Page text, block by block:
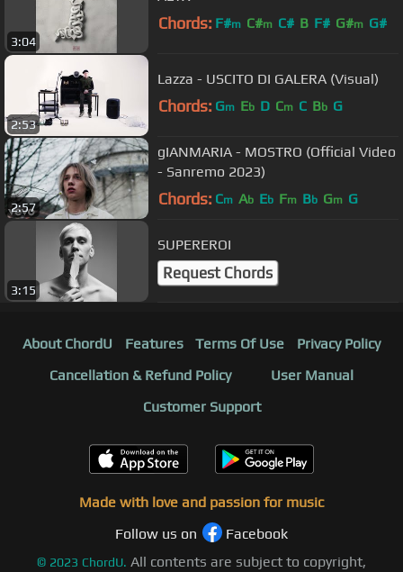
3:04
Chords: F#m C#m C# B F# G#m G#
2:53
Lazza - USCITO DI GALERA (Visual)
Chords: Gm Eb D Cm C Bb G
2:57
gIANMARIA - MOSTRO (Official Video
- Sanremo 2023)
Chords: Cm Ab Eb Fm Bb Gm G
3:15
SUPEREROI
Request Chords
About ChordU Features Terms Of Use
Privacy Policy
Cancellation & Refund Policy
User Manual
Customer Support
Made with love and passion for music
Follow us on
Facebook
© 2023 ChordU. All contents are subject to copyright,